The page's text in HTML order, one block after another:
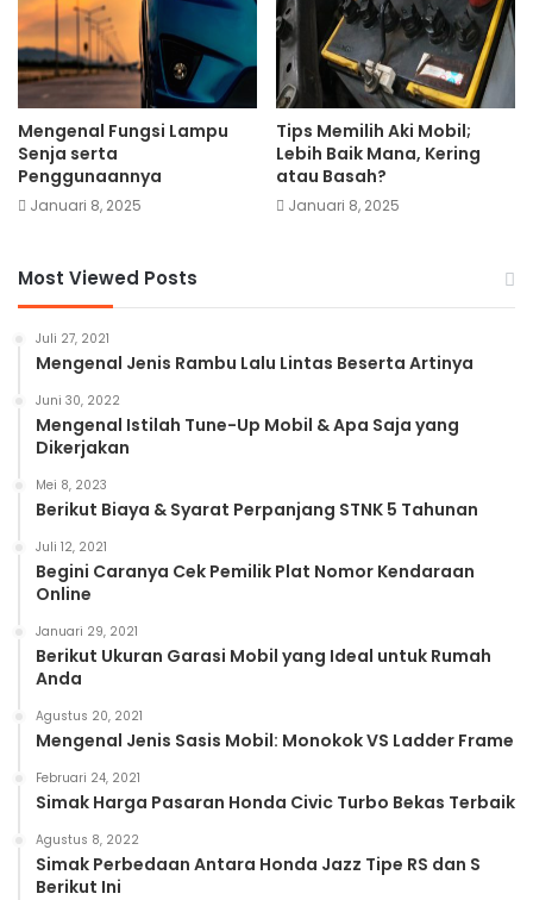
Mengenal Fungsi Lampu
Senja serta
Penggunaannya
Januari 8, 2025
Tips Memilih Aki Mobil;
Lebih Baik Mana, Kering
atau Basah?
Januari 8, 2025
Most Viewed Posts
Juli 27, 2021
Mengenal Jenis Rambu Lalu Lintas Beserta Artinya
Juni 30, 2022
Mengenal Istilah Tune-Up Mobil & Apa Saja yang
Dikerjakan
Mei 8, 2023
Berikut Biaya & Syarat Perpanjang STNK 5 Tahunan
Juli 12, 2021
Begini Caranya Cek Pemilik Plat Nomor Kendaraan
Online
Januari 29, 2021
Berikut Ukuran Garasi Mobil yang Ideal untuk Rumah
Anda
Agustus 20, 2021
Mengenal Jenis Sasis Mobil: Monokok VS Ladder Frame
Februari 24, 2021
Simak Harga Pasaran Honda Civic Turbo Bekas Terbaik
Agustus 8, 2022
Simak Perbedaan Antara Honda Jazz Tipe RS dan S
Berikut Ini